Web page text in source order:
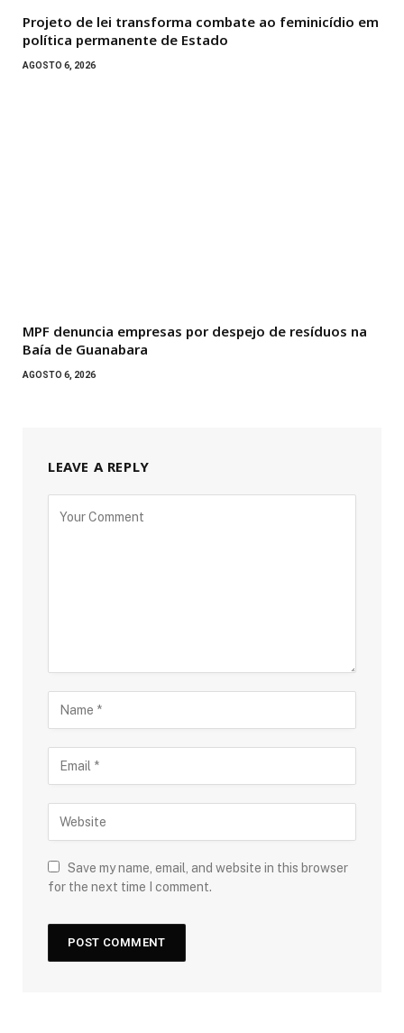
Projeto de lei transforma combate ao feminicídio em
política permanente de Estado
AGOSTO 6, 2026
MPF denuncia empresas por despejo de resíduos na
Baía de Guanabara
AGOSTO 6, 2026
LEAVE A REPLY
Save my name, email, and website in this browser
for the next time I comment.